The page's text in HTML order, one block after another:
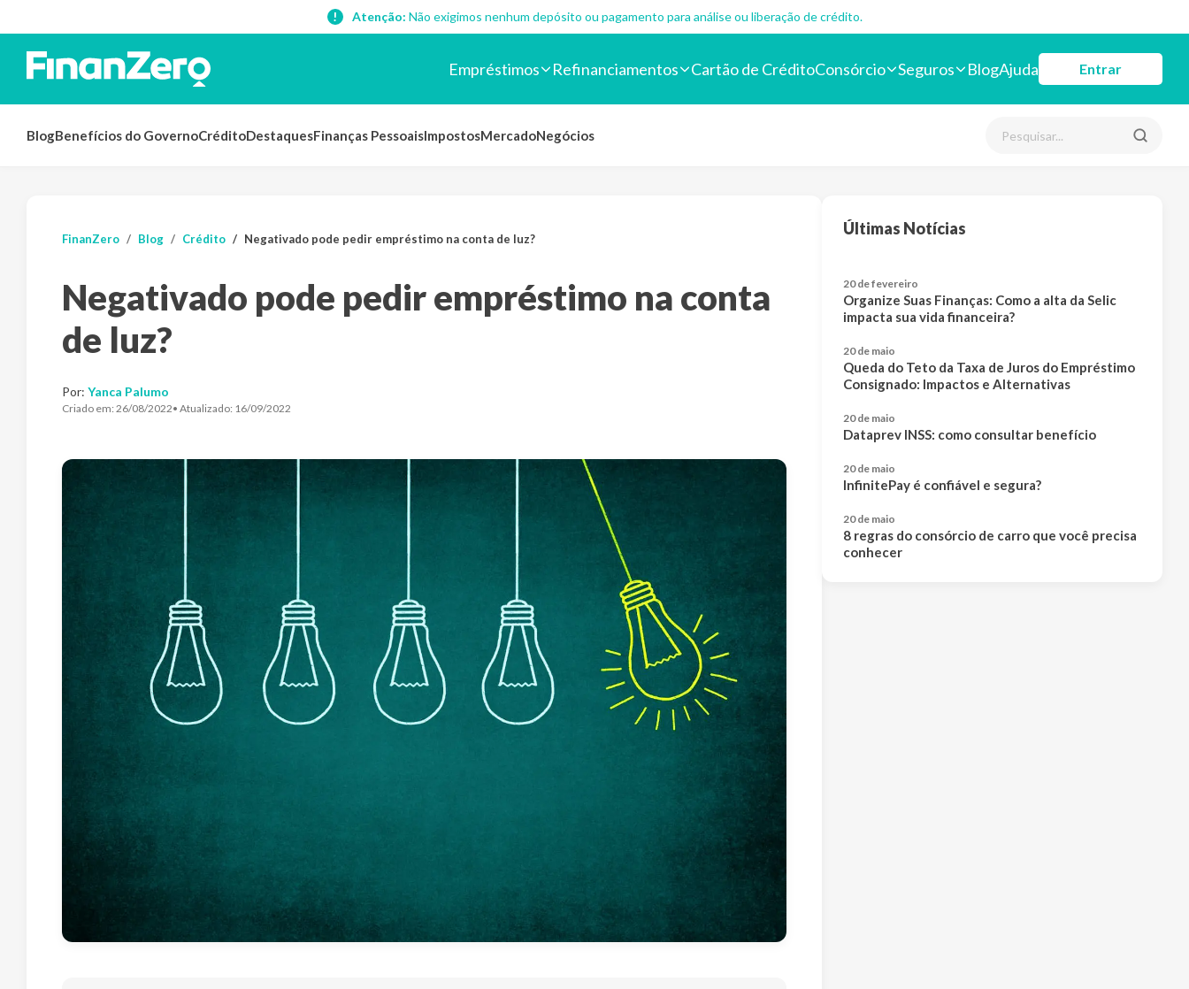
Atenção: Não exigimos nenhum depósito ou pagamento para análise ou liberação de crédito.
Empréstimos Refinanciamentos Cartão de CréditoConsórcio Seguros BlogAjuda Entrar
BlogBenefícios do GovernoCréditoDestaquesFinanças PessoaisImpostosMercadoNegócios
FinanZero Blog Crédito Negativado pode pedir empréstimo na conta de luz?
Negativado pode pedir empréstimo na conta
de luz?
Por: Yanca Palumo
Criado em: 26/08/2022• Atualizado: 16/09/2022
Últimas Notícias
20 de fevereiro
Organize Suas Finanças: Como a alta da Selic
impacta sua vida financeira?
20 de maio
Queda do Teto da Taxa de Juros do Empréstimo
Consignado: Impactos e Alternativas
20 de maio
Dataprev INSS: como consultar benefício
20 de maio
InfinitePay é confiável e segura?
20 de maio
8 regras do consórcio de carro que você precisa
conhecer